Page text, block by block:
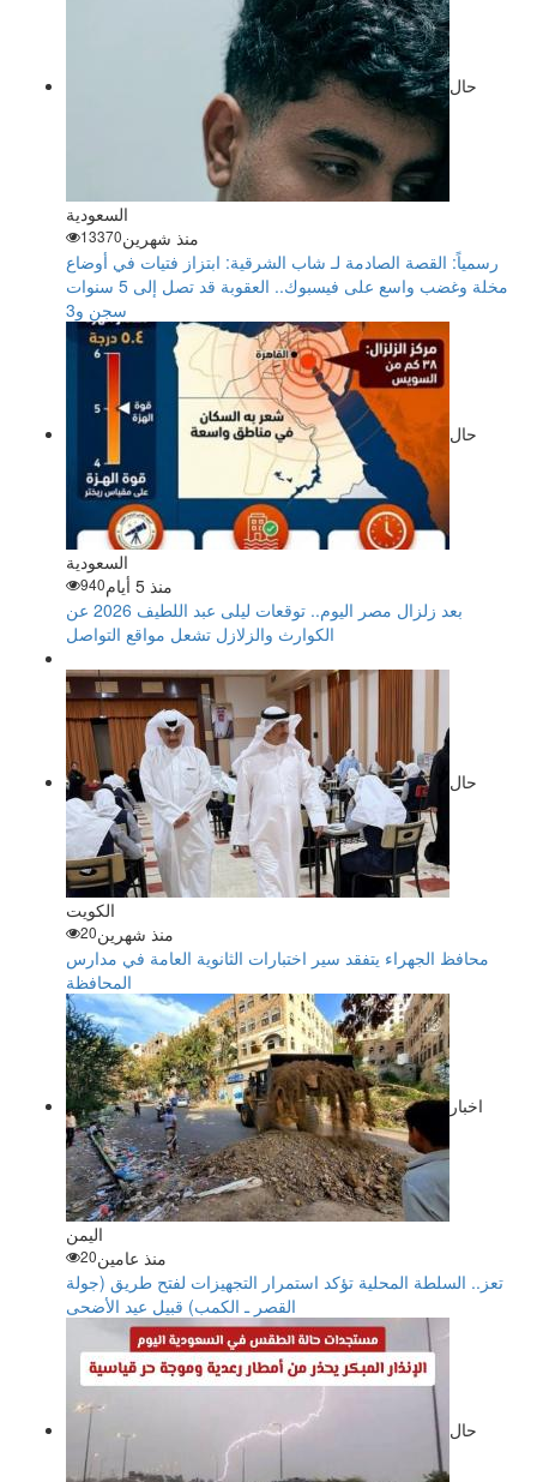
حال
السعودية
منذ شهرين13370
رسمياً: القصة الصادمة لـ شاب الشرقية: ابتزاز فتيات في أوضاع
مخلة وغضب واسع على فيسبوك.. العقوبة قد تصل إلى 5 سنوات
سجن و3
حال
السعودية
منذ 5 أيام
940
بعد زلزال مصر اليوم.. توقعات ليلى عبد اللطيف 2026 عن
الكوارث والزلازل تشعل مواقع التواصل
حال
الكويت
منذ شهرين20
محافظ الجهراء يتفقد سير اختبارات الثانوية العامة في مدارس
المحافظة
اخبار
اليمن
منذ عامين20
تعز.. السلطة المحلية تؤكد استمرار التجهيزات لفتح طريق (جولة
القصر ـ الكمب) قبيل عيد الأضحى
حال